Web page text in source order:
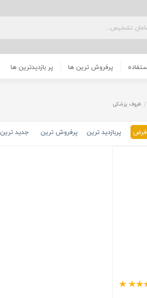
پرفروش ترین ها پر بازدیدترین ها
ظروف پزشکی
پربازدید ترین پرفروش ترین جدید ترین